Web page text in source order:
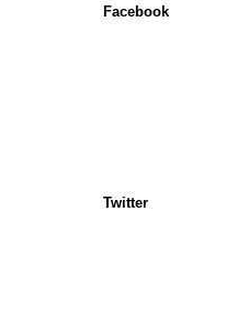
Facebook
Twitter